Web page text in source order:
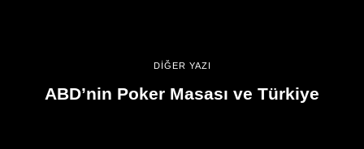
DİĞER YAZI
ABD’nin Poker Masası ve Türkiye